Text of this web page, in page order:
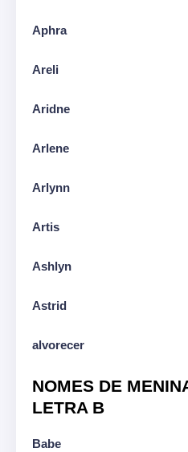
Aphra
Areli
Aridne
Arlene
Arlynn
Artis
Ashlyn
Astrid
alvorecer
NOMES DE
LETRA B
Babe